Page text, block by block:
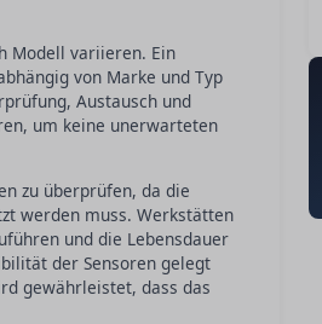
Modell variieren. Ein
von Marke und Typ
Austausch und
um keine unerwarteten
zu überprüfen, da die
werden muss. Werkstätten
und die Lebensdauer
der Sensoren gelegt
gewährleistet, dass das